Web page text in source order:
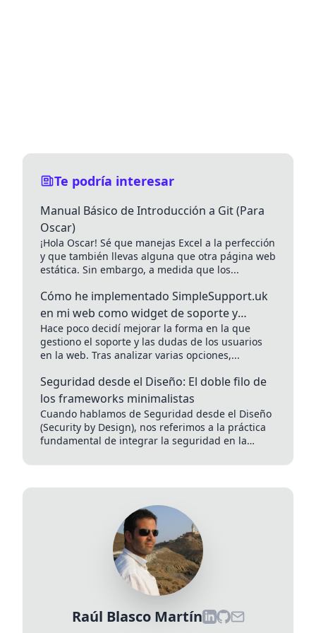
Te podría interesar
Manual Básico de Introducción a Git (Para
Oscar)
¡Hola Oscar! Sé que manejas Excel a la perfección
y que también llevas alguna que otra página web
estática. Sin embargo, a medida que los...
Cómo he implementado SimpleSupport.uk
en mi web como widget de soporte y
contacto
Hace poco decidí mejorar la forma en la que
gestiono el soporte y las dudas de los usuarios
en la web. Tras analizar varias opciones,...
Seguridad desde el Diseño: El doble filo de
los frameworks minimalistas
Cuando hablamos de Seguridad desde el Diseño
(Security by Design), nos referimos a la práctica
fundamental de integrar la seguridad en la
Raúl Blasco Martín